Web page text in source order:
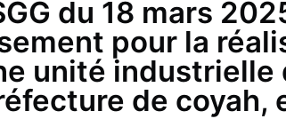
du 18 mars
pour la
unité
de coyah,